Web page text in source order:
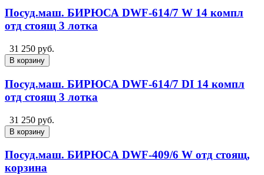
Посуд.маш. БИРЮСА DWF-614/7 W 14 компл
отд стоящ 3 лотка
31 250 руб.
В корзину
Посуд.маш. БИРЮСА DWF-614/7 DI 14 компл
отд стоящ 3 лотка
31 250 руб.
В корзину
Посуд.маш. БИРЮСА DWF-409/6 W отд стоящ,
корзина